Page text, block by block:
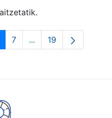
Pages Use TAB to
Orrialdea
7 ...Intermediate Pages
Orrialdea
19